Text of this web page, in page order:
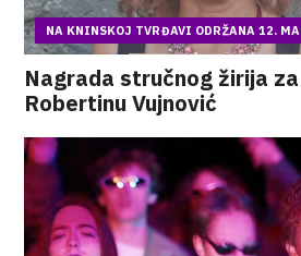
NA KNINSKOJ TVRĐAVI ODRŽANA 12.
Nagrada stručnog žirija
Robertinu Vujnović